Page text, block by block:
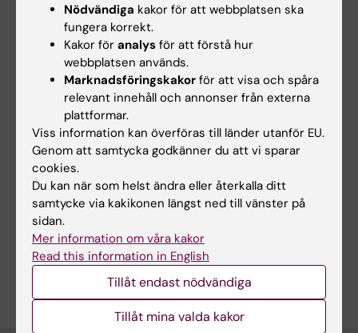
17 sep 2026-17 sep 2026
CBB Drop-in
Centrum för Bioinformatik och
Biostatistik (CBB) erbjuder
drop-in-…
8 okt 2026-8 okt 2026
CBB Drop-in
Centrum för Bioinformatik och
Biostatistik (CBB) erbjuder
Nödvändiga kakor för att webbplatsen ska
fungera korrekt.
Kakor för analys för att förstå hur
webbplatsen används.
Marknadsföringskakor för att visa och spåra
relevant innehåll och annonser från externa
plattformar.
Viss information kan överföras till länder utanför EU.
Genom att samtycka godkänner du att vi sparar
cookies.
Du kan när som helst ändra eller återkalla ditt
samtycke via kakikonen längst ned till vänster på
sidan.
Mer information om våra kakor
Read this information in English
Tillåt endast nödvändiga
Tillåt mina valda kakor